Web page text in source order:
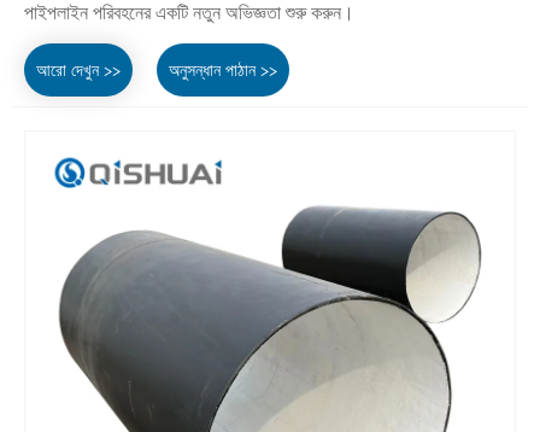
পাইপলাইন পরিবহনের একটি নতুন অভিজ্ঞতা শুরু করুন।
আরো দেখুন >> অনুসন্ধান পাঠান >>